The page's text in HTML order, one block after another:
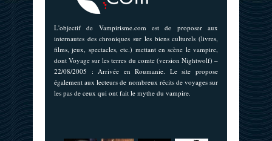
L'objectif de Vampirisme.com est de proposer aux
internautes des chroniques sur les biens culturels (livres,
films, jeux, spectacles, etc.) mettant en scène le vampire,
dont Voyage sur les terres du comte (version Nightwolf) –
22/08/2005 : Arrivée en Roumanie. Le site propose
également aux lecteurs de nombreux récits de voyages sur
les pas de ceux qui ont fait le mythe du vampire.